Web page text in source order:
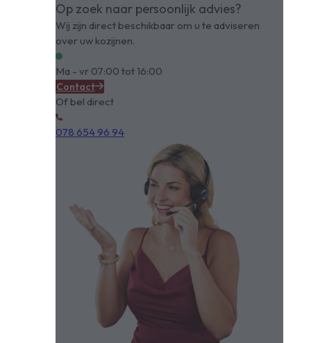
Op zoek naar persoonlijk advies?
Wij zijn direct beschikbaar om u te adviseren
over uw kozijnen.
Ma - vr 07:00 tot 16:00
Contact
Of bel direct
078 654 96 94